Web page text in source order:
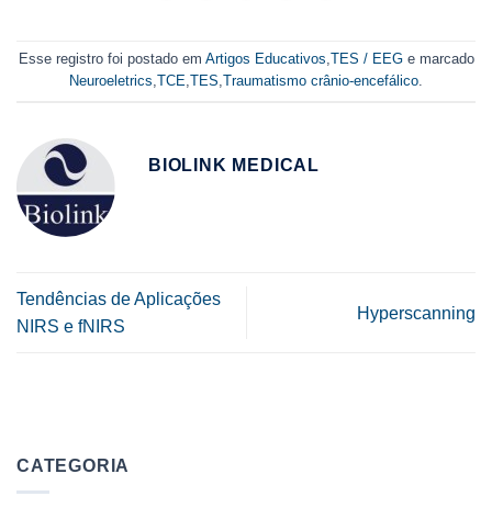
Esse registro foi postado em Artigos Educativos,TES / EEGe marcado
Neuroeletrics,TCE,TES,Traumatismo crânio-encefálico.
BIOLINK MEDICAL
Tendências de Aplicações
NIRS e fNIRS
Hyperscanning
CATEGORIA